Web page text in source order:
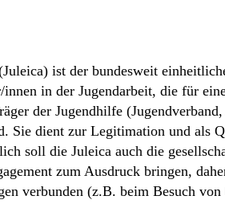
ist der bundesweit
in der Jugendarbeit, die für
der Jugendhilfe
Sie dient zur Legitimation und als
soll die Juleica auch die
zum Ausdruck bringen,
verbunden (z.B. beim Besuch